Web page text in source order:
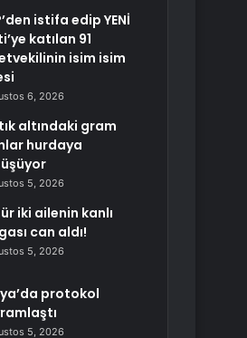
istifa edip YENİ
katılan 91
isim isim
6, 2026
altındaki gram
hurdaya
5, 2026
iki ailenin kanlı
can aldı!
5, 2026
protokol
5, 2026